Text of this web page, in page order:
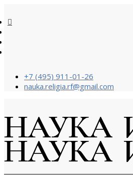
+7 (495) 911-01-26
nauka.religia.rf@gmail.com